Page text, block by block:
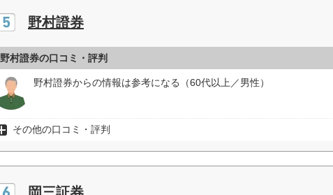
野村證券
野村證券の口コミ・評判
野村證券からの情報は参考になる（60代以上／男性）
その他の口コミ・評判
岡三証券